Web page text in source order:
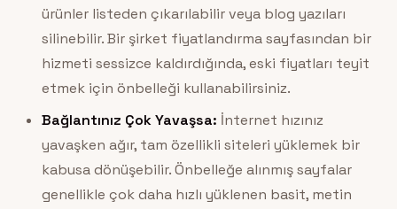
ürünler listeden çıkarılabilir veya blog yazıları
silinebilir. Bir şirket fiyatlandırma sayfasından bir
hizmeti sessizce kaldırdığında, eski fiyatları teyit
etmek için önbelleği kullanabilirsiniz.
Bağlantınız Çok Yavaşsa: İnternet hızınız
yavaşken ağır, tam özellikli siteleri yüklemek bir
kabusa dönüşebilir. Önbelleğe alınmış sayfalar
genellikle çok daha hızlı yüklenen basit, metin